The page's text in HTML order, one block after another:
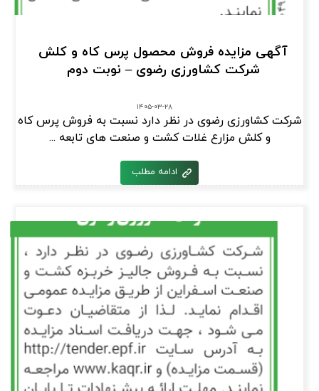
آگهی مزایده فروش محصول پرس کاه و کلش
شرکت کشاورزی رضوی – نوبت دوم
۱۴۰۵-۰۳-۲۸
شرکت کشاورزی رضوی در نظر دارد نسبت به فروش پرس کاه
و کلش مزارع غلات کشت و صنعت های تابعه ...
ادامه مطلب